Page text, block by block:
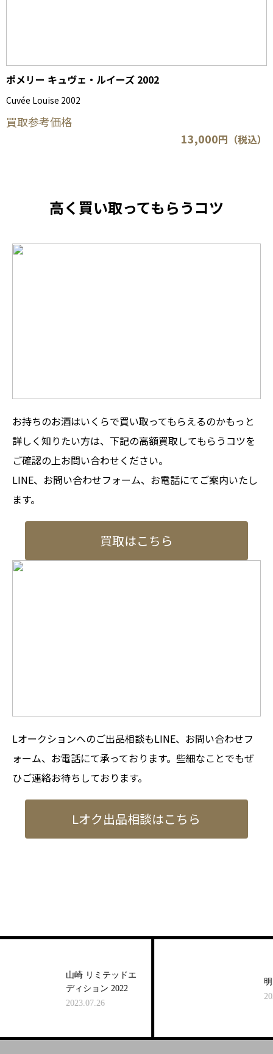
ポメリー キュヴェ・ルイーズ 2002
Cuvée Louise 2002
買取参考価格
13,000円（税込）
高く買い取ってもらうコツ
お持ちのお酒はいくらで買い取ってもらえるのかもっと
詳しく知りたい方は、下記の高額買取してもらうコツを
ご確認の上お問い合わせください。
LINE、お問い合わせフォーム、お電話にてご案内いたし
ます。
買取はこちら
Lオークションへのご出品相談もLINE、お問い合わせフ
ォーム、お電話にて承っております。些細なことでもぜ
ひご連絡お待ちしております。
Lオク出品相談はこちら
山崎 リミテッドエ
ディション 2022
2023.07.26
明日